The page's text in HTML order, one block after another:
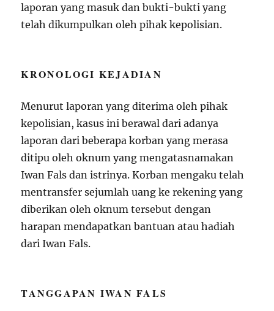
laporan yang masuk dan bukti-bukti yang
telah dikumpulkan oleh pihak kepolisian.
KRONOLOGI KEJADIAN
Menurut laporan yang diterima oleh pihak
kepolisian, kasus ini berawal dari adanya
laporan dari beberapa korban yang merasa
ditipu oleh oknum yang mengatasnamakan
Iwan Fals dan istrinya. Korban mengaku telah
mentransfer sejumlah uang ke rekening yang
diberikan oleh oknum tersebut dengan
harapan mendapatkan bantuan atau hadiah
dari Iwan Fals.
TANGGAPAN IWAN FALS